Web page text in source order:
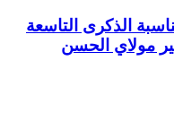
الذكرى التاسعة
مولاي الحسن